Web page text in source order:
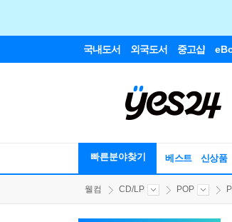
국내도서 외국도서 중고샵
빠른분야찾기 베스트 신상품
웰컴 CD/LP POP